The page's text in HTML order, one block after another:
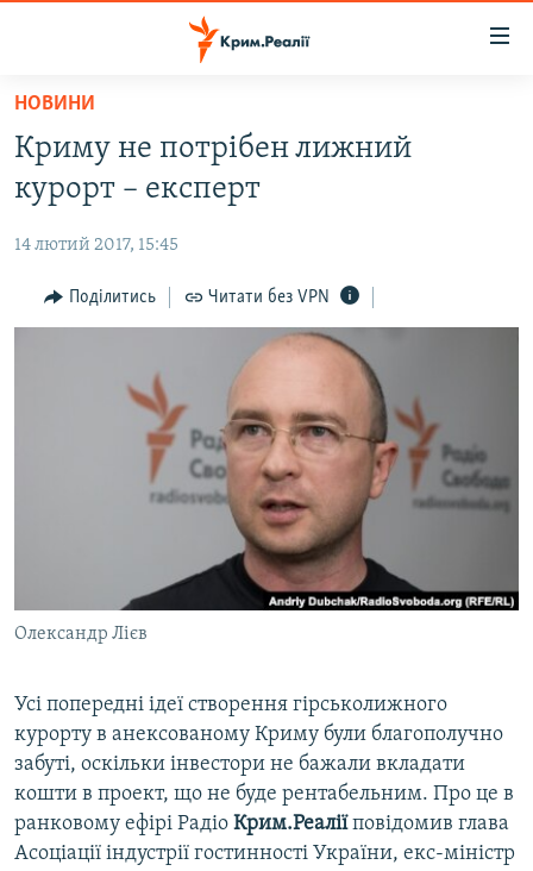
Перейти
основного
матеріалу
Перейти
до
навігації
Перейти
ВОДА.КРИМ
ВІДЕО ТА ФОТО
ПОЛІТИКА
БЛОГИ
СПЕЦПРОЕКТИ
СВІДЧЕННЯ ОКУПАЦІЇ
УКРАЇНСЬКА ПРОБЛЕМА КРИМУ
ЯК ОБІЙТИ БЛОКУВАННЯ
Qırımtatar
Усі сайти RFE/RL
НОВИНИ
Криму не потрібен лижний
курорт – експерт
14 лютий 2017, 15:45
Поділитись Читати без VPN
Олександр Лієв
Усі попередні ідеї створення гірськолижного
курорту в анексованому Криму були благополучно
забуті, оскільки інвестори не бажали вкладати
кошти в проект, що не буде рентабельним. Про це в
ранковому ефірі Радіо Крим.Реаліїповідомив глава
Асоціації індустрії гостинності України, екс-міністр